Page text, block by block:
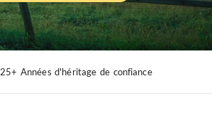
25+ Années d'héritage de confiance